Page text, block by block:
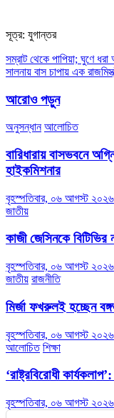
সূত্র: যুগান্তর
Post
navigation
সম্রাট থেকে পাপিয়া; ঘুণে
সালনায় বাস চাপায় এক
আরোও পড়ুন
অনুসন্ধান আলোচিত
বারিধারায় বাসভবনে
হাইকমিশনার
বৃহস্পতিবার, ০৬ আগস্ট ২০২৬
জাতীয়
কাজী জেসিনকে
বৃহস্পতিবার, ০৬ আগস্ট ২০২৬
জাতীয় রাজনীতি
মির্জা ফখরুলই হচ্ছেন
বৃহস্পতিবার, ০৬ আগস্ট ২০২৬
আলোচিত শিক্ষা
‘রাষ্ট্রবিরোধী
বৃহস্পতিবার, ০৬ আগস্ট ২০২৬